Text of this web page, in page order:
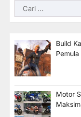
Cari
untuk:
Build
Motor